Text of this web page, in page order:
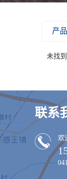
产
未找
联系
欢